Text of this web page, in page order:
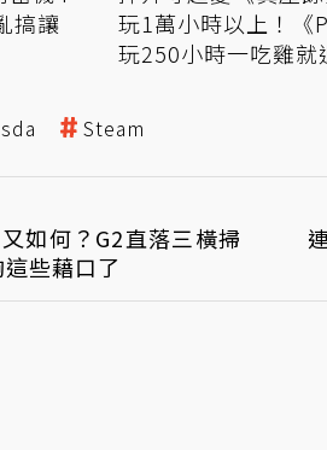
搞讓
玩1萬小時以上！《
玩250小時一吃雞就
Steam
如何？G2直落三橫掃
些藉口了